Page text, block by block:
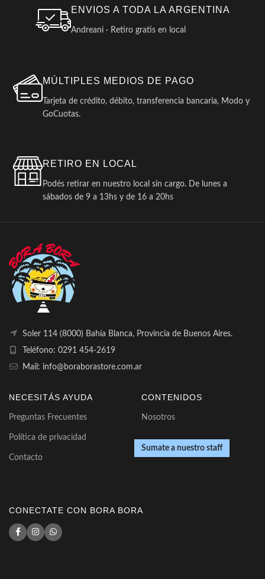
ENVIOS A TODA LA ARGENTINA
Andreani · Retiro gratis en local
MÚLTIPLES MEDIOS DE PAGO
Tarjeta de crédito, débito, transferencia bancaria, Modo y
GoCuotas.
RETIRO EN LOCAL
Podés retirar en nuestro local sin cargo. De lunes a
sábados de 9 a 13hs y de 16 a 20hs
Soler 114 (8000) Bahía Blanca, Provincia de Buenos Aires.
Teléfono: 0291 454-2619
Mail: info@boraborastore.com.ar
NECESITÁS AYUDA
Preguntas Frecuentes
Política de privacidad
Contacto
CONTENIDOS
Nosotros
Sumate a nuestro staff
CONECTATE CON BORA BORA